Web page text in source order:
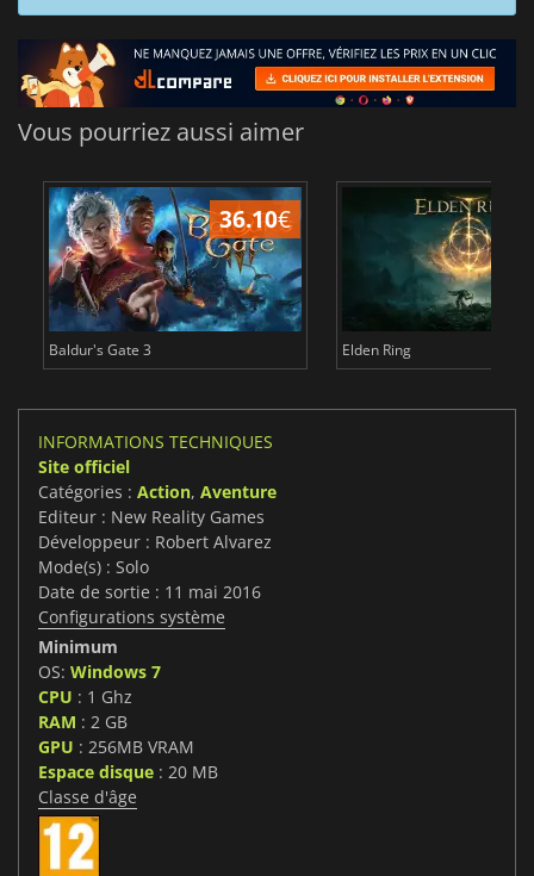
Vous pourriez aussi aimer
36.10€
Baldur's Gate 3 Elden Ring
INFORMATIONS TECHNIQUES
Site officiel
Catégories : Action, Aventure
Editeur : New Reality Games
Développeur : Robert Alvarez
Mode(s) : Solo
Date de sortie : 11 mai 2016
Configurations système
Minimum
OS: Windows 7
CPU : 1 Ghz
RAM : 2 GB
GPU : 256MB VRAM
Espace disque : 20 MB
Classe d'âge